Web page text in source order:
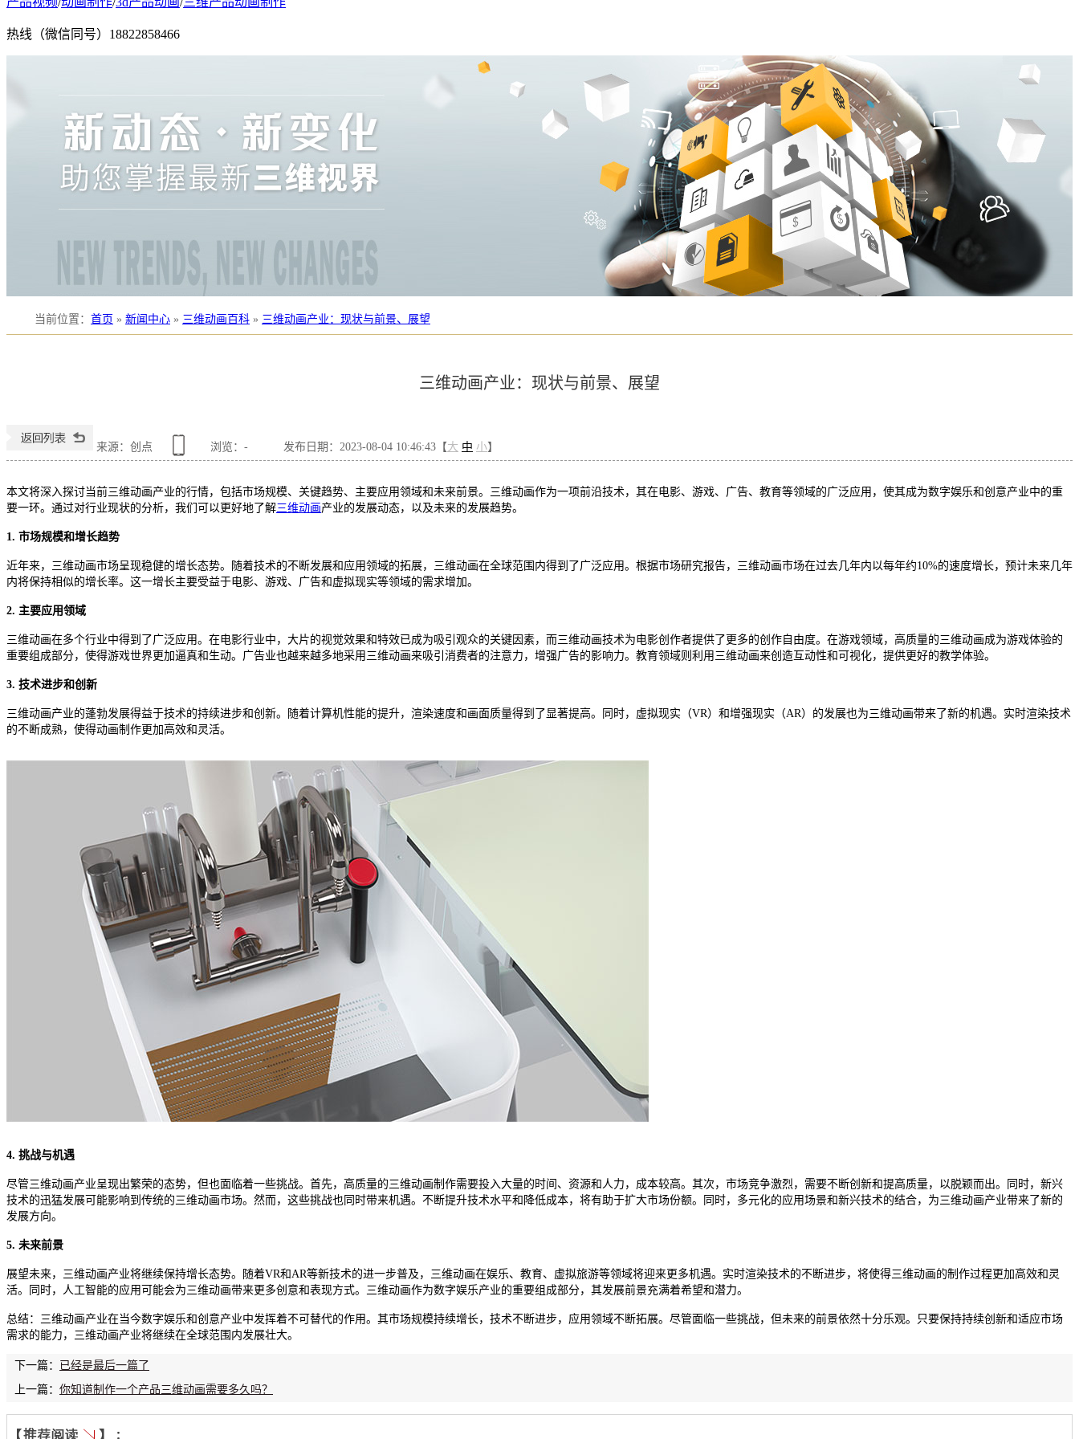
热线（微信同号） 18822858466
当前位置 ： 首页 » 新闻中心 » 三维动画百科 » 三维动画产业：现状与前景、展望
三维动画产业：现状与前景、展望
来源：创点 浏览： - 发布日期：2023-08-04 10:46:43【大 中 小】
本文将深入探讨当前三维动画产业的行情，包括市场规模、关键趋势、主要应用领域和未来前景。三维动画作为一项前沿技术，其在电影、游戏、广告、教育等领域的广泛应用，使其成为数字娱乐和创意产业中的重
要一环。通过对行业现状的分析，我们可以更好地了解三维动画产业的发展动态，以及未来的发展趋势。
1. 市场规模和增长趋势
近年来，三维动画市场呈现稳健的增长态势。随着技术的不断发展和应用领域的拓展，三维动画在全球范围内得到了广泛应用。根据市场研究报告，三维动画市场在过去几年内以每年约10%的速度增长，预计未来几年
内将保持相似的增长率。这一增长主要受益于电影、游戏、广告和虚拟现实等领域的需求增加。
2. 主要应用领域
三维动画在多个行业中得到了广泛应用。在电影行业中，大片的视觉效果和特效已成为吸引观众的关键因素，而三维动画技术为电影创作者提供了更多的创作自由度。在游戏领域，高质量的三维动画成为游戏体验的
重要组成部分，使得游戏世界更加逼真和生动。广告业也越来越多地采用三维动画来吸引消费者的注意力，增强广告的影响力。教育领域则利用三维动画来创造互动性和可视化，提供更好的教学体验。
3. 技术进步和创新
三维动画产业的蓬勃发展得益于技术的持续进步和创新。随着计算机性能的提升，渲染速度和画面质量得到了显著提高。同时，虚拟现实（VR）和增强现实（AR）的发展也为三维动画带来了新的机遇。实时渲染技术
的不断成熟，使得动画制作更加高效和灵活。
4. 挑战与机遇
尽管三维动画产业呈现出繁荣的态势，但也面临着一些挑战。首先，高质量的三维动画制作需要投入大量的时间、资源和人力，成本较高。其次，市场竞争激烈，需要不断创新和提高质量，以脱颖而出。同时，新兴
技术的迅猛发展可能影响到传统的三维动画市场。然而，这些挑战也同时带来机遇。不断提升技术水平和降低成本，将有助于扩大市场份额。同时，多元化的应用场景和新兴技术的结合，为三维动画产业带来了新的
发展方向。
5. 未来前景
展望未来，三维动画产业将继续保持增长态势。随着VR和AR等新技术的进一步普及，三维动画在娱乐、教育、虚拟旅游等领域将迎来更多机遇。实时渲染技术的不断进步，将使得三维动画的制作过程更加高效和灵
活。同时，人工智能的应用可能会为三维动画带来更多创意和表现方式。三维动画作为数字娱乐产业的重要组成部分，其发展前景充满着希望和潜力。
总结：三维动画产业在当今数字娱乐和创意产业中发挥着不可替代的作用。其市场规模持续增长，技术不断进步，应用领域不断拓展。尽管面临一些挑战，但未来的前景依然十分乐观。只要保持持续创新和适应市场
需求的能力，三维动画产业将继续在全球范围内发展壮大。
下一篇：
已经是最后一篇了
上一篇： 你知道制作一个产品三维动画需要多久吗？